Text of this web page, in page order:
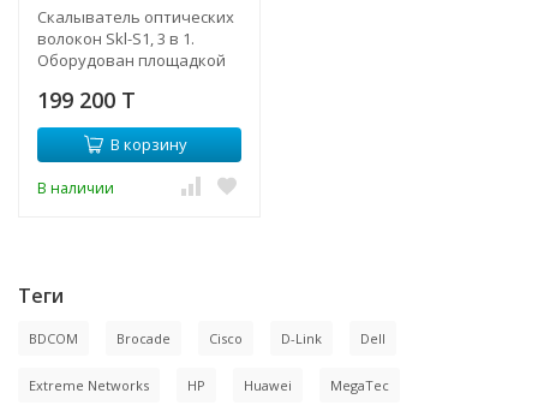
Скалыватель оптических
волокон Skl-S1, 3 в 1.
Оборудован площадкой
типов: волокно (250 мкм),
пигтейл (900 мкм), патч-
корд или дроп-кабель (3
мм).
199 200 T
В корзину
В наличии
Теги
BDCOM Brocade Cisco D-Link Dell
Extreme Networks HP Huawei MegaTec